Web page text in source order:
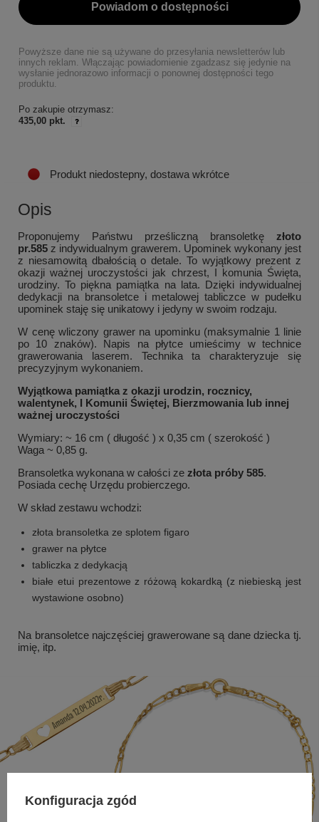
Powiadom o dostępności
Powyższe dane nie są używane do przesyłania newsletterów lub
innych reklam. Włączając powiadomienie zgadzasz się jedynie na
wysłanie jednorazowo informacji o ponownej dostępności tego
produktu.
Po zakupie otrzymasz:
435,00 pkt.
Produkt niedostepny, dostawa wkrótce
Opis
Proponujemy Państwu prześliczną bransoletkę złoto
pr.585 z indywidualnym grawerem. Upominek wykonany jest
z niesamowitą dbałością o detale. To wyjątkowy prezent z
okazji ważnej uroczystości jak chrzest, I komunia Święta,
urodziny. To piękna pamiątka na lata. Dzięki indywidualnej
dedykacji na bransoletce i metalowej tabliczce w pudełku
upominek staję się unikatowy i jedyny w swoim rodzaju.
W cenę wliczony grawer na upominku (maksymalnie 1 linie
po 10 znaków). Napis na płytce umieścimy w technice
grawerowania laserem. Technika ta charakteryzuje się
precyzyjnym wykonaniem.
Wyjątkowa pamiątka z okazji urodzin, rocznicy,
walentynek, I Komunii Świętej, Bierzmowania lub innej
ważnej uroczystości
Wymiary: ~ 16 cm ( długość ) x 0,35 cm ( szerokość )
Waga ~ 0,85 g.
Bransoletka wykonana w całości ze złota próby 585.
Posiada cechę Urzędu probierczego.
W skład zestawu wchodzi:
złota bransoletka ze splotem figaro
grawer na płytce
tabliczka z dedykacją
białe etui prezentowe z różową kokardką (z niebieską jest
wystawione osobno)
Na bransoletce najczęściej grawerowane są dane dziecka tj.
imię, itp.
Konfiguracja zgód